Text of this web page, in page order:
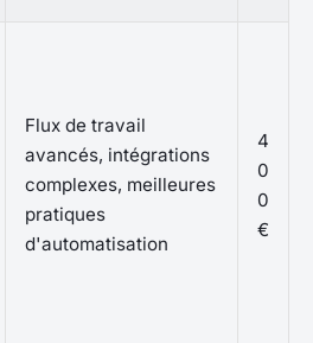
Flux de travail
avancés, intégrations
complexes, meilleures
pratiques
d'automatisation
4
0
0
€